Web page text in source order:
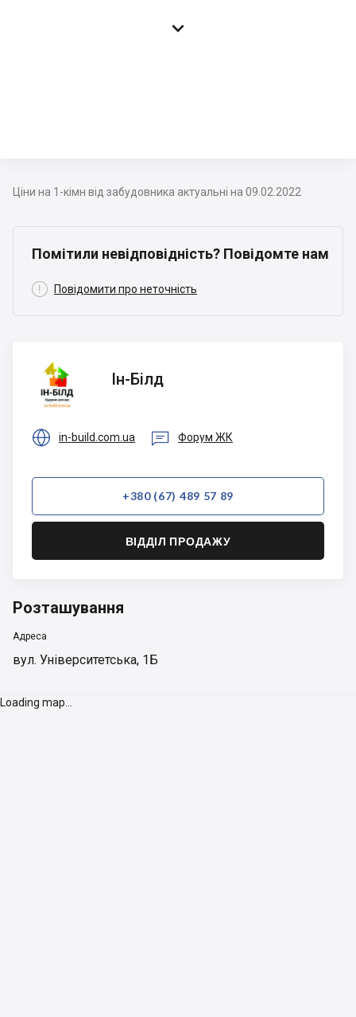

Ціни на 1-кімн від забудовника актуальні на 09.02.2022
Помітили невідповідність? Повідомте нам
 Повідомити про неточність
Ін-Білд
Ін-Білд
 in-build.com.ua  Форум ЖК
+380 (67) 489 57 89
ВІДДІЛ ПРОДАЖУ
Розташування
Адреса
вул. Університетська, 1Б
Loading map...